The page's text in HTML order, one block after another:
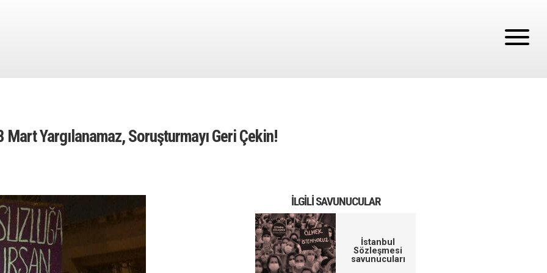
Mart Yargılanamaz, Soruşturmayı Geri Çekin!
İLGILI SAVUNUCULAR
İstanbul
Sözleşmesi
savunucuları